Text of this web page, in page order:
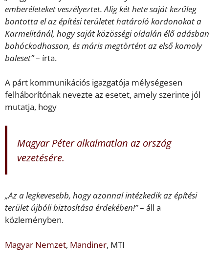
emberéleteket veszélyeztet. Alig két hete saját kezűleg
bontotta el az építési területet határoló kordonokat a
Karmelitánál, hogy saját közösségi oldalán élő adásban
bohóckodhasson, és máris megtörtént az első komoly
baleset”– írta.
A párt kommunikációs igazgatója mélységesen
felháborítónak nevezte az esetet, amely szerinte jól
mutatja, hogy
Magyar Péter alkalmatlan az ország
vezetésére.
„Az a legkevesebb, hogy azonnal intézkedik az építési
terület újbóli biztosítása érdekében!”– áll a
közleményben.
Magyar Nemzet, Mandiner, MTI